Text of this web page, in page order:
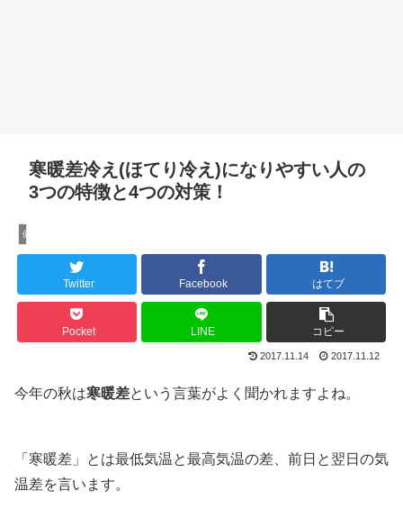
寒暖差冷え(ほてり冷え)になりやすい人の
3つの特徴と4つの対策！
健康法
Twitter Facebook はてブ
Pocket LINE コピー
2017.11.14 2017.11.12
今年の秋は寒暖差という言葉がよく聞かれますよね。
「寒暖差」とは最低気温と最高気温の差、前日と翌日の気
温差を言います。